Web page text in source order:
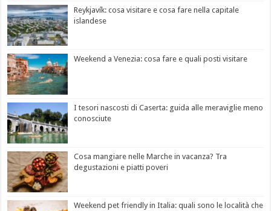
Reykjavík: cosa visitare e cosa fare nella capitale
islandese
Weekend a Venezia: cosa fare e quali posti visitare
I tesori nascosti di Caserta: guida alle meraviglie meno
conosciute
Cosa mangiare nelle Marche in vacanza? Tra
degustazioni e piatti poveri
Weekend pet friendly in Italia: quali sono le località che